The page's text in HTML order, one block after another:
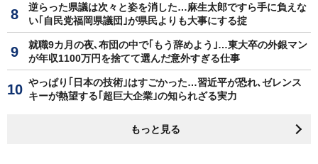
逆らった県議は次々と姿を消した…麻生太郎ですら手に負えな
い｢自民党福岡県議団｣が県民よりも大事にする掟
就職9カ月の夜､布団の中で｢もう辞めよう｣…東大卒の外銀マン
が年収1100万円を捨てて選んだ意外すぎる仕事
やっぱり｢日本の技術｣はすごかった…習近平が恐れ､ゼレンス
キーが熱望する｢超巨大企業｣の知られざる実力
もっと見る